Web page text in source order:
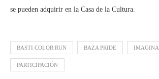
se pueden adquirir en la Casa de la Cultura.
BASTI COLOR RUN BAZA PRIDE IMAGINA
PARTICIPACIÓN